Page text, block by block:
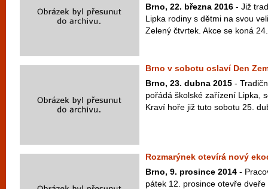
Brno, 22. března 2016 - Již
Lipka rodiny s dětmi na svou
Zelený čtvrtek. Akce se koná
Brno v sobotu oslaví Den
Brno, 23. dubna 2015 -
pořádá školské zařízení Lipka,
Kraví hoře již tuto sobotu 25.
Rozmarýnek otevírá nový
Brno, 9. prosince 2014 -
pátek 12. prosince otevře